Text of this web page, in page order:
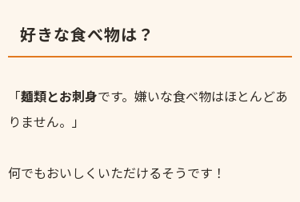
好きな食べ物は？
「麺類とお刺身です。嫌いな食べ物はほとんどあ
りません。」
何でもおいしくいただけるそうです！